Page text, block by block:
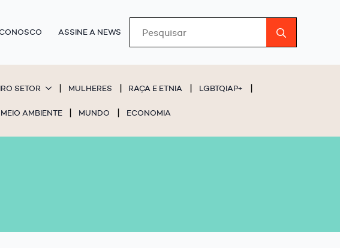
ASSINE A NEWS
SETOR MULHERES RAÇA E ETNIA LGBTQIAP+
MEIO AMBIENTE MUNDO ECONOMIA